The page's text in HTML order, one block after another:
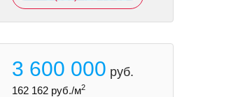
3 600 000 руб.
162 162 руб./м2